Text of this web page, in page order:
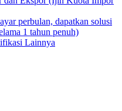
perbulan, dapatkan solusi
1 tahun penuh)
Lainnya